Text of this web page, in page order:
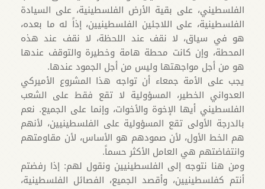
الفلسطيني، على بقية الأرض الفلسطينية، على السيادة
الفلسطينية، على اللاجئين الفلسطينيين، إذاً له ما بعده،
هو في سياق، لا نقف عند اللحظة، لا نقف عند هذه
المحطة، وإن كانت محطة هامة وخطيرة والتوقف عندها
هو من أجل مواجهتها وليس من أجل الجمود عندها.
يجب على الأمة جمعاء أن تواجه هذا المشروع الأميركي
العدواني الخطير، المسؤولية لا تقع فقط على الشعب
الفلسطيني أيها الإخوة والأخوات، وإنما على الجميع. نعم
بالدرجة الأولى تقع المسؤولية على الفلسطينيين، لأنهم
هم الخط الأول، لأن صمودهم هو الأساس، لأن مقاومتهم
وانتفاضتهم هي العامل الأكثر حسماً.
ومن هنا نتوجه إلى الفلسطينيين ونقول لهم: إذا رفضتم
أنتم كفلسطينيين، وأقصد الجميع، الفصائل الفلسطينية،